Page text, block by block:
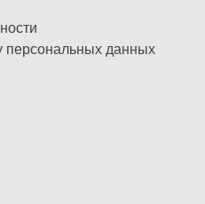
персональных данных